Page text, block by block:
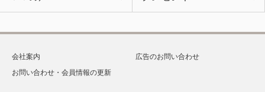
会社案内
広告のお問い合わせ
お問い合わせ・会員情報の更新